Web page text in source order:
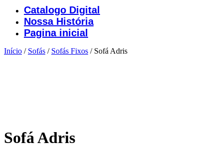
Catalogo Digital
Nossa História
Pagina inicial
Início / Sofás / Sofás Fixos / Sofá Adris
Sofá Adris